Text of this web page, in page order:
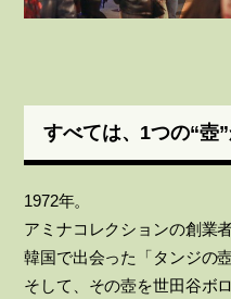
すべては、1つの“壺”
1972年。
アミナコレクションの創業
韓国で出会った「タンジの
そして、その壺を世田谷ボ